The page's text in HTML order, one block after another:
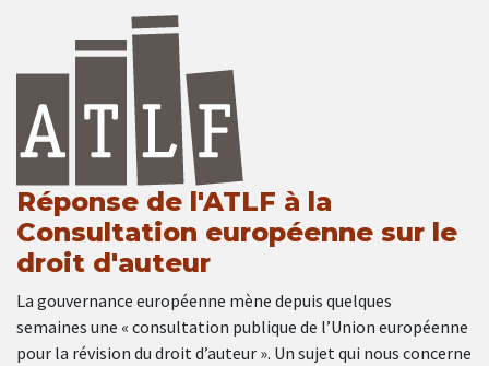
Réponse de l'ATLF à la
Consultation européenne sur le
droit d'auteur
La gouvernance européenne mène depuis quelques
semaines une « consultation publique de l’Union européenne
pour la révision du droit d’auteur ». Un sujet qui nous concerne